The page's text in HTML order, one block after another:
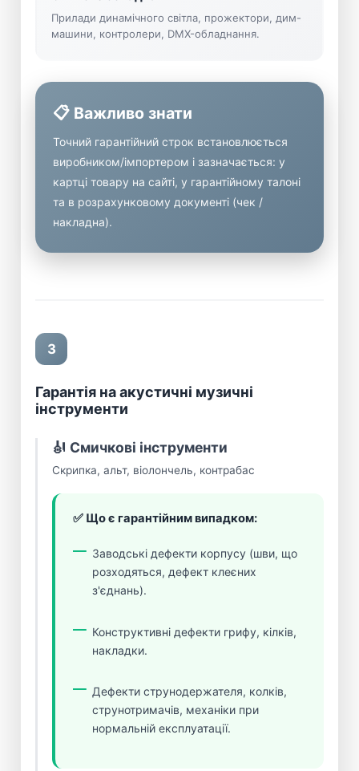
Прилади динамічного світла, прожектори, дим-
машини, контролери, DMX-обладнання.
📋 Важливо знати
Точний гарантійний строк встановлюється
виробником/імпортером і зазначається: у
картці товару на сайті, у гарантійному талоні
та в розрахунковому документі (чек /
накладна).
3
Гарантія на акустичні музичні
інструменти
🎻 Смичкові інструменти
Скрипка, альт, віолончель, контрабас
✅ Що є гарантійним випадком:
Заводські дефекти корпусу (шви, що
розходяться, дефект клеєних
з'єднань).
Конструктивні дефекти грифу, кілків,
накладки.
Дефекти струнодержателя, колків,
струнотримачів, механіки при
нормальній експлуатації.